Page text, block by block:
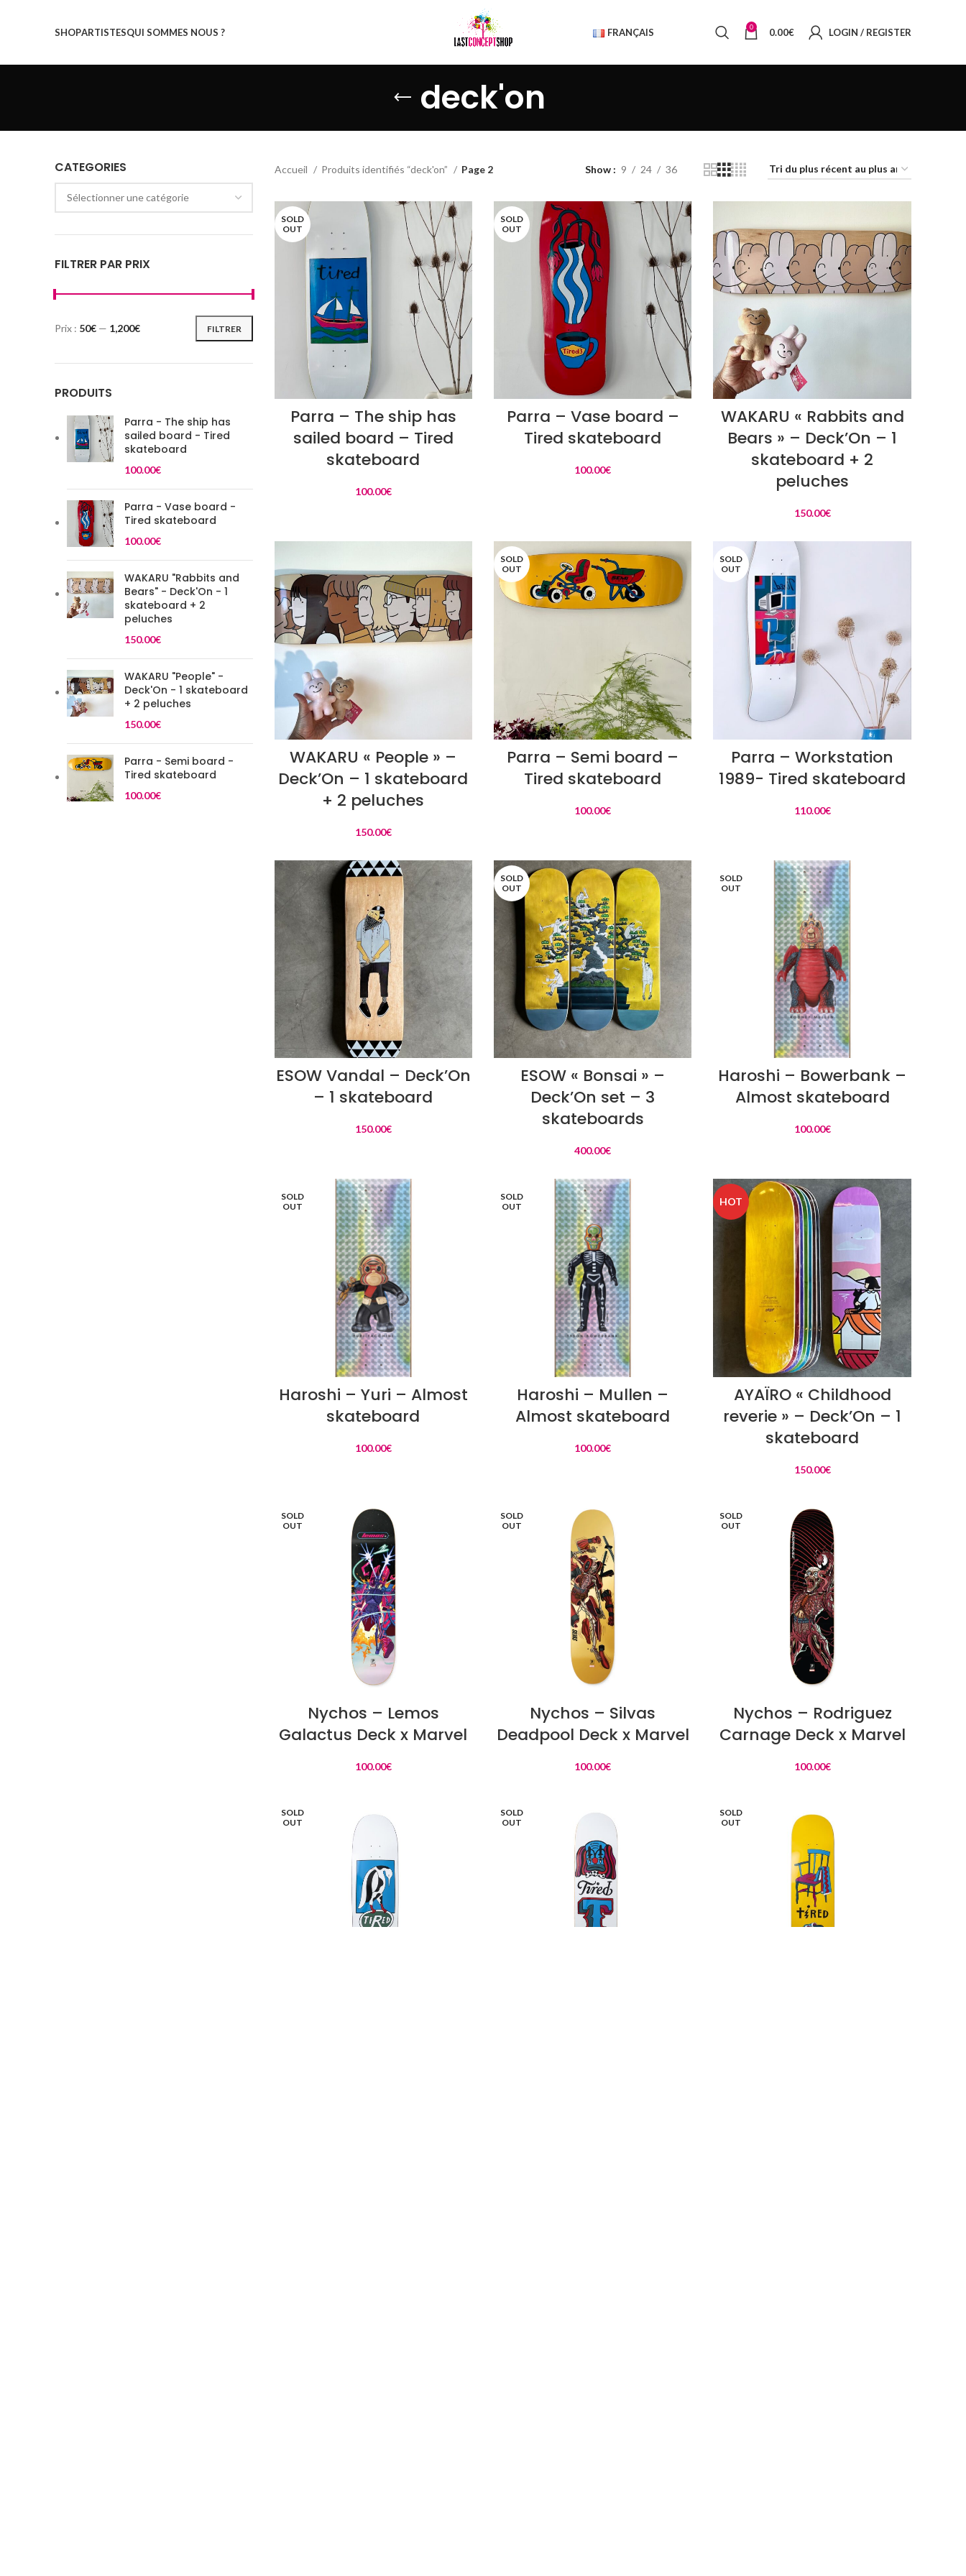
SHOPARTISTESQUI SOMMES NOUS ? FRANÇAIS 0 0.00€ LOGIN / REGISTER
deck'on
CATEGORIES
Sélectionner une catégorie
FILTRER PAR PRIX
FILTRER
Prix : 50€ — 1,200€
PRODUITS
Parra - The ship has
sailed board - Tired
skateboard
100.00€
Parra - Vase board -
Tired skateboard
100.00€
WAKARU "Rabbits and
Bears" - Deck'On - 1
skateboard + 2
peluches
150.00€
WAKARU "People" -
Deck'On - 1 skateboard
+ 2 peluches
150.00€
Parra - Semi board -
Tired skateboard
100.00€
Accueil Produits identifiés “deck'on” Page 2 Show 9 24 36
SOLD
OUT
Parra – The ship has
sailed board – Tired
skateboard
100.00€
SOLD
OUT
Parra – Vase board –
Tired skateboard
100.00€
WAKARU « Rabbits and
Bears » – Deck’On – 1
skateboard + 2
peluches
150.00€
WAKARU « People » –
Deck’On – 1 skateboard
+ 2 peluches
150.00€
SOLD
OUT
Parra – Semi board –
Tired skateboard
100.00€
SOLD
OUT
Parra – Workstation
1989- Tired skateboard
110.00€
ESOW Vandal – Deck’On
– 1 skateboard
150.00€
SOLD
OUT
ESOW « Bonsai » –
Deck’On set – 3
skateboards
400.00€
SOLD
OUT
Haroshi – Bowerbank –
Almost skateboard
100.00€
SOLD
OUT
Haroshi – Yuri – Almost
skateboard
100.00€
SOLD
OUT
Haroshi – Mullen –
Almost skateboard
100.00€
HOT
AJOUTER AU PANIER
AYAÏRO « Childhood
reverie » – Deck’On – 1
skateboard
150.00€
SOLD
OUT
Nychos – Lemos
Galactus Deck x Marvel
100.00€
SOLD
OUT
Nychos – Silvas
Deadpool Deck x Marvel
100.00€
SOLD
OUT
Nychos – Rodriguez
Carnage Deck x Marvel
100.00€
SOLD
OUT
SOLD
OUT
SOLD
OUT